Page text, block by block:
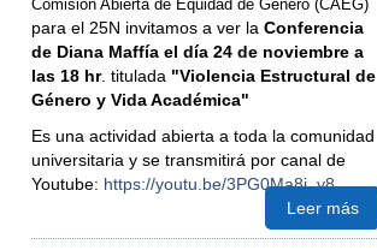
Comisión Abierta de Equidad de Género (CAEG)
para el 25N invitamos a ver la Conferencia
de Diana Maffía el día 24 de noviembre a
las 18 hr. titulada "Violencia Estructural de
Género y Vida Académica"
Es una actividad abierta a toda la comunidad
universitaria y se transmitirá por canal de
Youtube: https://youtu.be/3PG0Ma8i_y8
Leer más